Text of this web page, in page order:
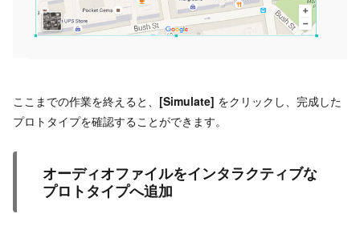
ここまでの作業を終えると、 [Simulate] をクリックし、完成した
プロトタイプを確認することができます。
オーディオファイルをインタラクティブな
プロトタイプへ追加